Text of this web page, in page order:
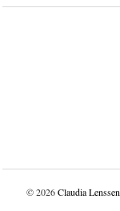
© 2026Claudia Lenssen